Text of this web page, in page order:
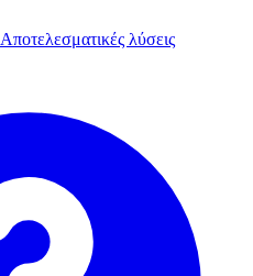
Αποτελεσματικές λύσεις